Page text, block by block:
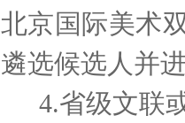
北京国际美术
遴选候选人并
4.省级文联